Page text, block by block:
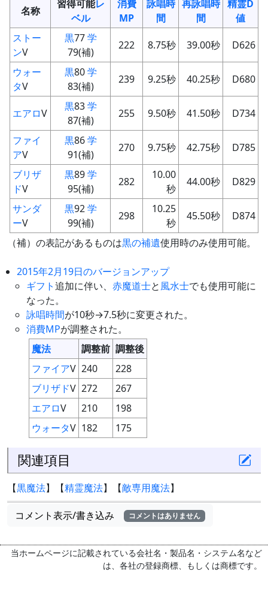
名称
習得可能レ
ベル
消費
MP
詠唱時
間
再詠唱時
間
精霊D
値
ストー
ンV
黒77学
79(補)
222 8.75秒 39.00秒 D626
ウォー
タV
黒80学
83(補)
239 9.25秒 40.25秒 D680
エアロV
黒83学
87(補)
255 9.50秒 41.50秒 D734
ファイ
アV
黒86学
91(補)
270 9.75秒 42.75秒 D785
ブリザ
ドV
黒89学
95(補)
282
10.00
秒
44.00秒 D829
サンダ
ーV
黒92学
99(補)
298
10.25
秒
45.50秒 D874
（補）の表記があるものは黒の補遺使用時のみ使用可能。
2015年2月19日のバージョンアップ
ギフト追加に伴い、 赤魔道士と風水士でも使用可能に
なった。
詠唱時間が10秒→7.5秒に変更された。
消費MPが調整された。
魔法
調整前 調整後
ファイアV 240
228
ブリザドV 272
267
エアロV 210
198
ウォータV 182 175
関連項目
【黒魔法】【精霊魔法】【敵専用魔法】
コメント表示/書き込み コメントはありません
当ホームページに記載されている会社名・製品名・システム名など
は、各社の登録商標、もしくは商標です。